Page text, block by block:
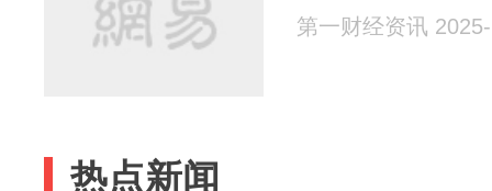
第一财经资讯
热点新闻